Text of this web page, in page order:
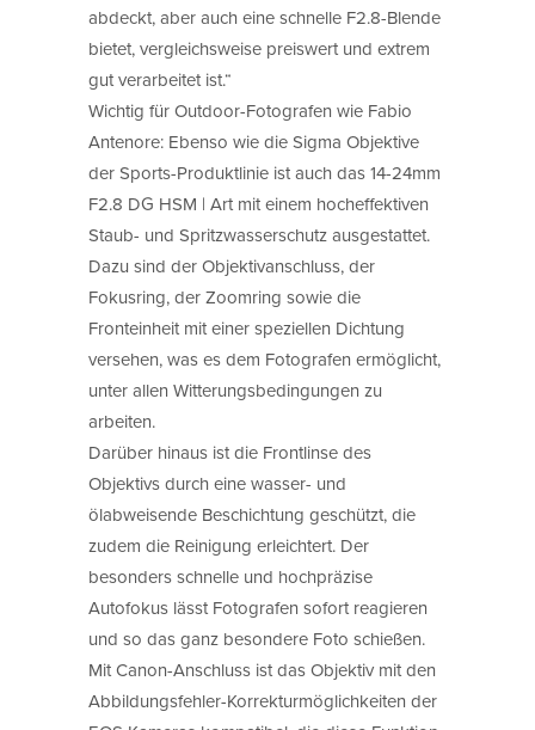
abdeckt, aber auch eine schnelle F2.8-Blende
bietet, vergleichsweise preiswert und extrem
gut verarbeitet ist.“
Wichtig für Outdoor-Fotografen wie Fabio
Antenore: Ebenso wie die Sigma Objektive
der Sports-Produktlinie ist auch das 14-24mm
F2.8 DG HSM | Art mit einem hocheffektiven
Staub- und Spritzwasserschutz ausgestattet.
Dazu sind der Objektivanschluss, der
Fokusring, der Zoomring sowie die
Fronteinheit mit einer speziellen Dichtung
versehen, was es dem Fotografen ermöglicht,
unter allen Witterungsbedingungen zu
arbeiten.
Darüber hinaus ist die Frontlinse des
Objektivs durch eine wasser- und
ölabweisende Beschichtung geschützt, die
zudem die Reinigung erleichtert. Der
besonders schnelle und hochpräzise
Autofokus lässt Fotografen sofort reagieren
und so das ganz besondere Foto schießen.
Mit Canon-Anschluss ist das Objektiv mit den
Abbildungsfehler-Korrekturmöglichkeiten der